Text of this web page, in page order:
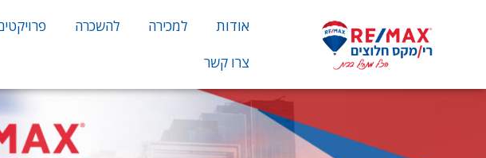
אודות למכירה להשכרה
צרו קשר